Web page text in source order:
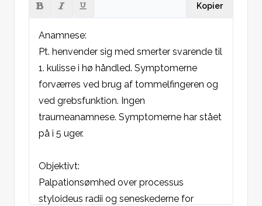
Kopier
Anamnese:
Pt. henvender sig med smerter svarende til
1. kulisse i hø håndled. Symptomerne
forværres ved brug af tommelfingeren og
ved grebsfunktion. Ingen
traumeanamnese. Symptomerne har stået
på i 5 uger.
Objektivt:
Palpationsømhed over processus
styloideus radii og seneskederne for